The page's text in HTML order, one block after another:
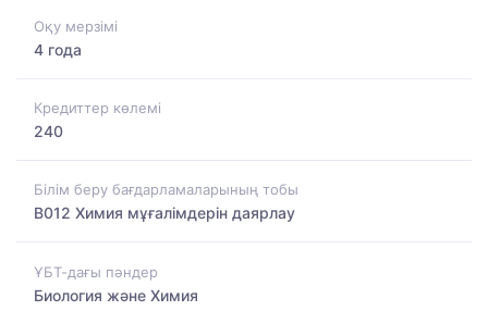
Оқу мерзімі
4 года
Кредиттер көлемі
240
Білім беру бағдарламаларының тобы
B012 Химия мұғалімдерін даярлау
ҰБТ-дағы пәндер
Биология және Химия